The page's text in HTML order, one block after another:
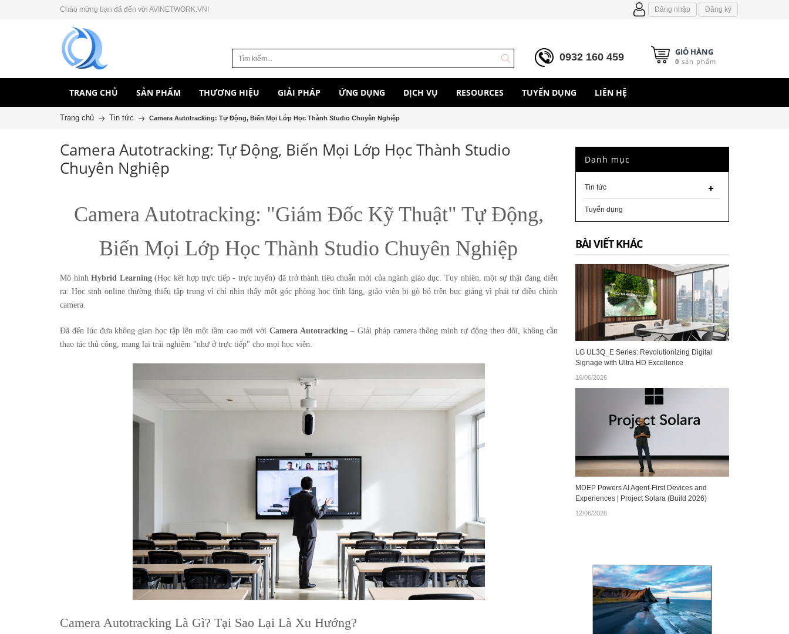
Chào mừng bạn đã đến với AVINETWORK.VN! Đăng nhập Đăng ký
0932 160 459 GIỎ HÀNG
0 sản phẩm
TRANG CHỦ SẢN PHẨM THƯƠNG HIỆU GIẢI PHÁP ỨNG DỤNG DỊCH VỤ RESOURCES TUYỂN DỤNG LIÊN HỆ
Trang chủ Tin tức Camera Autotracking: Tự Động, Biến Mọi Lớp Học Thành Studio Chuyên Nghiệp
Camera Autotracking: Tự Động, Biến Mọi Lớp Học Thành Studio
Chuyên Nghiệp
Camera Autotracking: "Giám Đốc Kỹ Thuật" Tự Động,
Biến Mọi Lớp Học Thành Studio Chuyên Nghiệp
Mô hìnhHybrid Learning(Học kết hợp trực tiếp - trực tuyến) đã trở thành tiêu chuẩn mới của ngành giáo dục. Tuy nhiên, một sự thật đang diễn
ra: Học sinh online thường thiếu tập trung vì chỉ nhìn thấy một góc phòng học tĩnh lặng, giáo viên bị gò bó trên bục giảng vì phải tự điều chỉnh
camera.
Đã đến lúc đưa không gian học tập lên một tầm cao mới vớiCamera Autotracking – Giải pháp camera thông minh tự động theo dõi, không cần
thao tác thủ công, mang lại trải nghiệm "như ở trực tiếp" cho mọi học viên.
Camera Autotracking Là Gì? Tại Sao Lại Là Xu Hướng?
Danh mục
Tin tức
Tuyển dụng
BÀI VIẾT KHÁC
LG UL3Q_E Series: Revolutionizing Digital
Signage with Ultra HD Excellence
16/06/2026
MDEP Powers AI Agent‑First Devices and
Experiences | Project Solara (Build 2026)
12/06/2026